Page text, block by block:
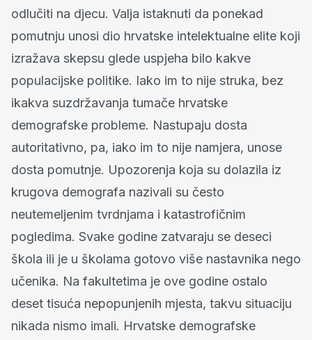
odlučiti na djecu. Valja istaknuti da ponekad
pomutnju unosi dio hrvatske intelektualne elite koji
izražava skepsu glede uspjeha bilo kakve
populacijske politike. Iako im to nije struka, bez
ikakva suzdržavanja tumače hrvatske
demografske probleme. Nastupaju dosta
autoritativno, pa, iako im to nije namjera, unose
dosta pomutnje. Upozorenja koja su dolazila iz
krugova demografa nazivali su često
neutemeljenim tvrdnjama i katastrofičnim
pogledima. Svake godine zatvaraju se deseci
škola ili je u školama gotovo više nastavnika nego
učenika. Na fakultetima je ove godine ostalo
deset tisuća nepopunjenih mjesta, takvu situaciju
nikada nismo imali. Hrvatske demografske